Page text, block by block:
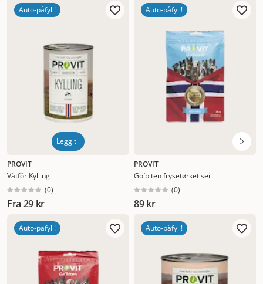
Auto-påfyll!
Legg til
PROVIT
Våtfôr Kylling
(0)
Fra 29 kr
Auto-påfyll!
PROVIT
Go´biten frysetørket sei
(0)
89 kr
Auto-påfyll! Auto-påfyll!